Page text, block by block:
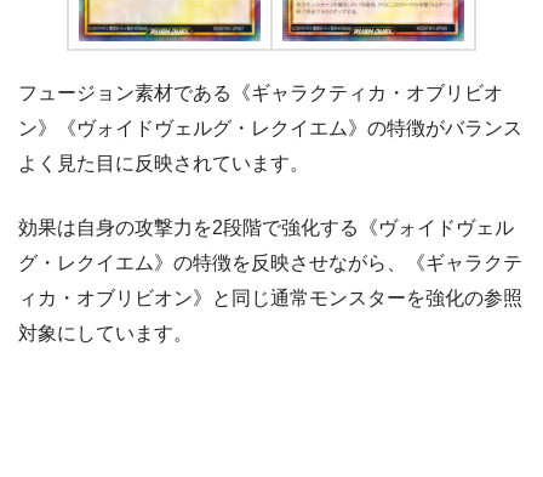
フュージョン素材である《ギャラクティカ・オブリビオ
ン》《ヴォイドヴェルグ・レクイエム》の特徴がバランス
よく見た目に反映されています。
効果は自身の攻撃力を2段階で強化する《ヴォイドヴェル
グ・レクイエム》の特徴を反映させながら、《ギャラクテ
ィカ・オブリビオン》と同じ通常モンスターを強化の参照
対象にしています。